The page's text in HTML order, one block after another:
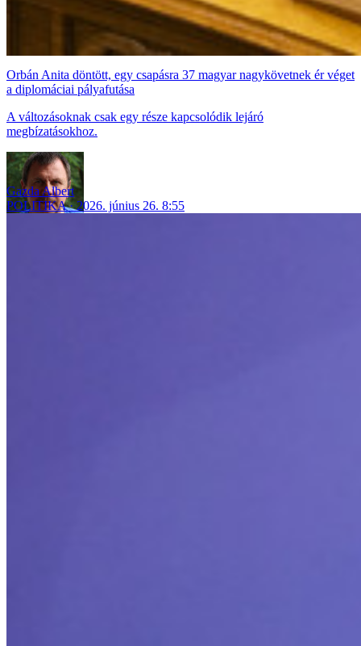
Orbán Anita döntött, egy csapásra 37 magyar nagykövetnek ér véget
a diplomáciai pályafutása
A változásoknak csak egy része kapcsolódik lejáró
megbízatásokhoz.
Gazda Albert
POLITIKA
2026. június 26. 8:55